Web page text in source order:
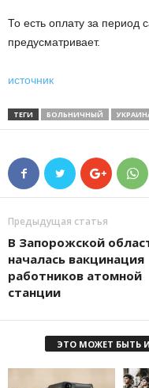
То есть оплату за период
предусматривает.
источник
ТЕГИ БОЛЬНИЧНЫЙ
Предыдущая статья
В Запорожской
началась вакцинация
работников атомной
станции
ЭТО МОЖЕТ БЫТЬ